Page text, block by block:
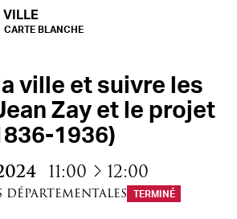
VILLE
CARTE BLANCHE
ville et suivre les
Zay et le projet
1936)
11:00 à12:00
départementales TERMINÉ